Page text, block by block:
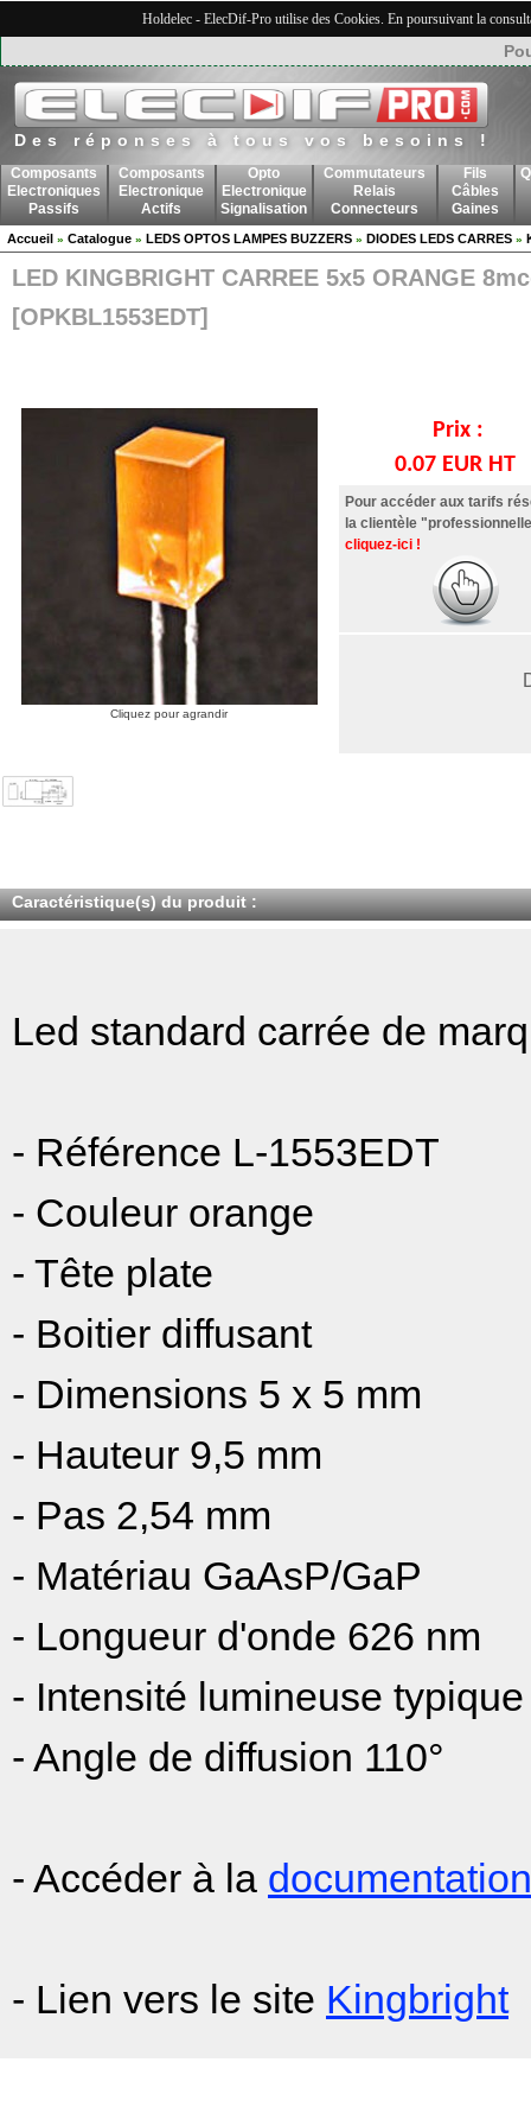
Holdelec - ElecDif-Pro utilise des Cookies. En poursuivant la
Des réponses à tous vos besoins !
Composants
Electroniques
Passifs
Composants
Electronique
Actifs
Opto
Electronique
Signalisation
Commutateurs
Relais
Connecteurs
Fils
Câbles
Gaines
Accueil » Catalogue » LEDS OPTOS LAMPES BUZZERS » DIODES LEDS CARRES »
LED KINGBRIGHT CARREE 5x5 ORANGE
[OPKBL1553EDT]
Cliquez pour agrandir
Prix :
0.07 EUR HT
Pour accéder aux tarifs
la clientèle
cliquez-ici !
Caractéristique(s) du produit :
Led standard carrée de
- Référence L-1553EDT
- Couleur orange
- Tête plate
- Boitier diffusant
- Dimensions 5 x 5 mm
- Hauteur 9,5 mm
- Pas 2,54 mm
- Matériau GaAsP/GaP
- Longueur d'onde 626 nm
- Intensité lumineuse
- Angle de diffusion 110°
- Accéder à la documentation
- Lien vers le site Kingbright